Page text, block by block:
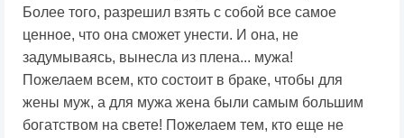
Более того, разрешил взять с собой все самое
ценное, что она сможет унести. И она, не
задумываясь, вынесла из плена... мужа!
Пожелаем всем, кто состоит в браке, чтобы для
жены муж, а для мужа жена были самым большим
богатством на свете! Пожелаем тем, кто еще не